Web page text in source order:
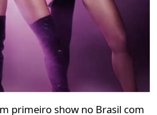
primeiro show no Brasil com